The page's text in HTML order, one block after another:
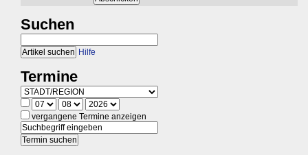
Suchen
Hilfe
Termine
vergangene Termine anzeigen